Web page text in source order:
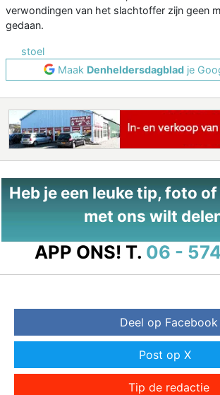
verwondingen van het slachtoffer zijn geen
gedaan.
stoel
Maak Denheldersdagbladje
Heb je een leuke tip, foto
met ons wilt
APP ONS! T. 06 -
Deel op Facebook
Post op X
Tip de redactie